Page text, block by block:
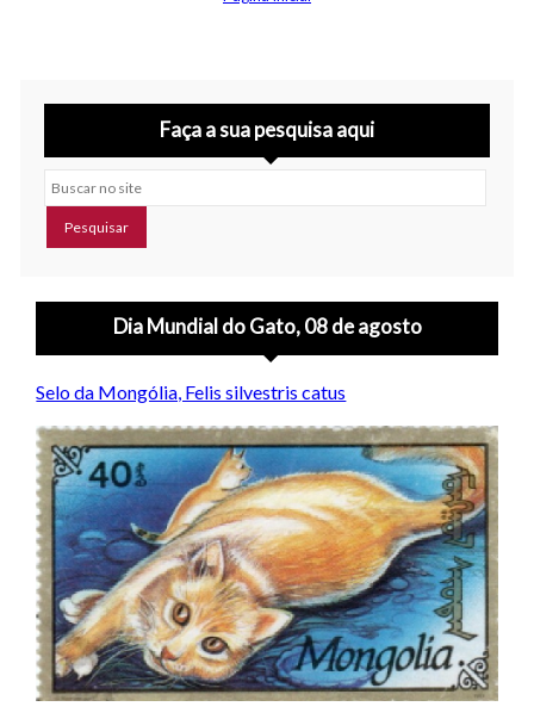
Faça a sua pesquisa aqui
Buscar no site
Dia Mundial do Gato, 08 de agosto
Selo da Mongólia, Felis silvestris catus